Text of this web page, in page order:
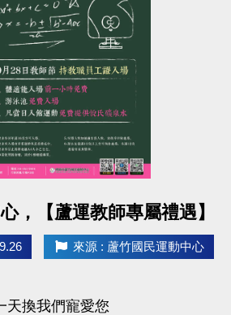
，【蘆運教師專屬禮遇】
來源 : 蘆竹國民運動中心
天換我們寵愛您